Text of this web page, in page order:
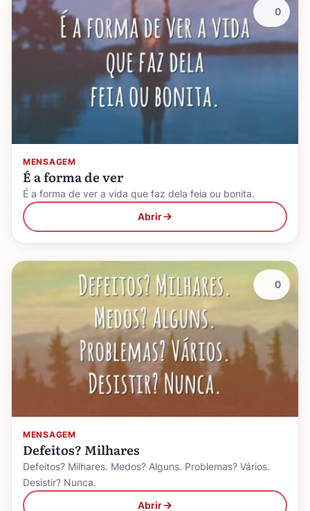
MENSAGEM
É a forma de ver
É a forma de ver a vida que faz dela feia ou bonita.
Abrir
0
MENSAGEM
Defeitos? Milhares
Defeitos? Milhares. Medos? Alguns. Problemas? Vários.
Desistir? Nunca.
Abrir
0